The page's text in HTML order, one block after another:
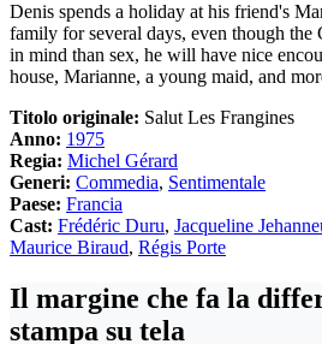
Denis spends a holiday at his friend's
family for several days, even though the
in mind than sex, he will have nice
house, Marianne, a young maid, and
Titolo originale: Salut Les Frangines
Anno: 1975
Regia: Michel Gérard
Generi: Commedia, Sentimentale
Paese: Francia
Cast: Frédéric Duru, Jacqueline
Maurice Biraud, Régis Porte
Il margine che fa la
stampa su tela